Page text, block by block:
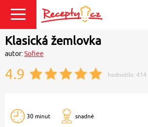
Přihlásit se
Klasická žemlovka
autor:Sofiee
4.9 hodnotilo: 414
30 minut snadné